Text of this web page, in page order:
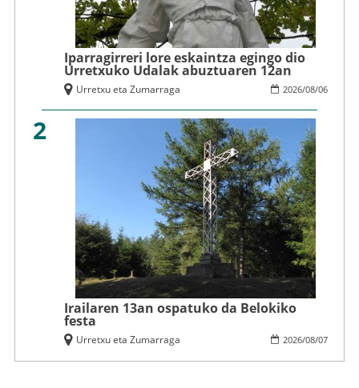
Iparragirreri lore eskaintza egingo dio
Urretxuko Udalak abuztuaren 12an
2026/08/06
Urretxu eta Zumarraga
2
Irailaren 13an ospatuko da Belokiko
festa
2026/08/07
Urretxu eta Zumarraga